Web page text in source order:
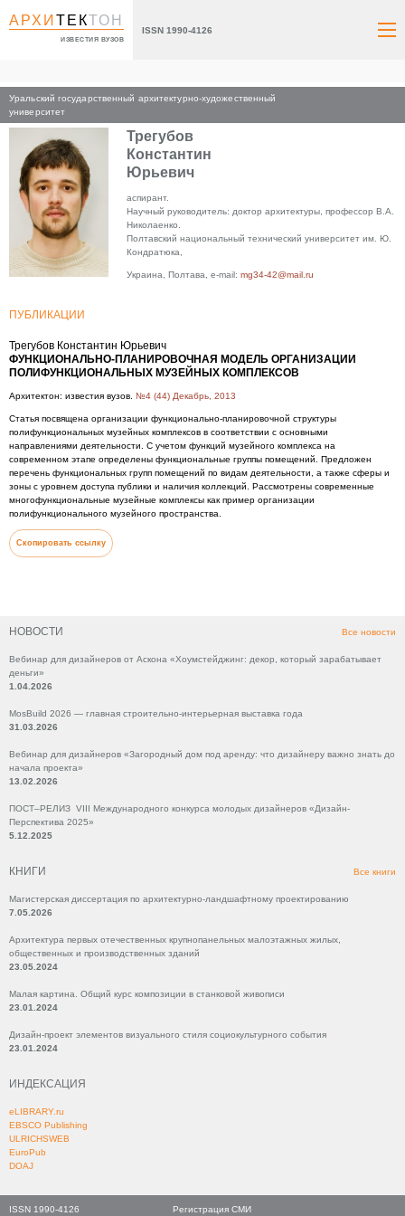
АРХИТЕКТОН
ИЗВЕСТИЯ ВУЗОВ
ISSN 1990-4126
Уральский государственный архитектурно-художественный
университет
НОВОСТИ Все новости
Вебинар для дизайнеров от Аскона «Хоумстейджинг: декор, который зарабатывает
деньги»
1.04.2026
MosBuild 2026 — главная строительно-интерьерная выставка года
31.03.2026
Вебинар для дизайнеров «Загородный дом под аренду: что дизайнеру важно знать до
начала проекта»
13.02.2026
ПОСТ–РЕЛИЗ VIII Международного конкурса молодых дизайнеров «Дизайн-
Перспектива 2025»
5.12.2025
КНИГИ Все книги
Магистерская диссертация по архитектурно-ландшафтному проектированию
7.05.2026
Архитектура первых отечественных крупнопанельных малоэтажных жилых,
общественных и производственных зданий
23.05.2024
Малая картина. Общий курс композиции в станковой живописи
23.01.2024
Дизайн-проект элементов визуального стиля социокультурного события
23.01.2024
ИНДЕКСАЦИЯ
eLIBRARY.ru
EBSCO Publishing
ULRICHSWEB
EuroPub
DOAJ
Главная
Трегубов
Константин
Юрьевич
аспирант.
Научный руководитель: доктор архитектуры, профессор В.А.
Николаенко.
Полтавский национальный технический университет им. Ю.
Кондратюка,
Украина, Полтава, e-mail: mg34-42@mail.ru
ПУБЛИКАЦИИ
Трегубов Константин Юрьевич
ФУНКЦИОНАЛЬНО-ПЛАНИРОВОЧНАЯ МОДЕЛЬ ОРГАНИЗАЦИИ
ПОЛИФУНКЦИОНАЛЬНЫХ МУЗЕЙНЫХ КОМПЛЕКСОВ
Архитектон: известия вузов. №4 (44) Декабрь, 2013
Статья посвящена организации функционально-планировочной структуры
полифункциональных музейных комплексов в соответствии с основными
направлениями деятельности. С учетом функций музейного комплекса на
современном этапе определены функциональные группы помещений. Предложен
перечень функциональных групп помещений по видам деятельности, а также сферы и
зоны с уровнем доступа публики и наличия коллекций. Рассмотрены современные
многофункциональные музейные комплексы как пример организации
полифункционального музейного пространства.
Скопировать ссылку
ISSN 1990-4126
Регистрация СМИ